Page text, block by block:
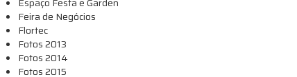
Feira de Negócios
Flortec
Fotos 2013
Fotos 2014
Fotos 2015